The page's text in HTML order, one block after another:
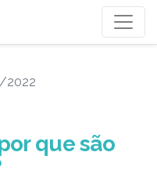
2022
que são